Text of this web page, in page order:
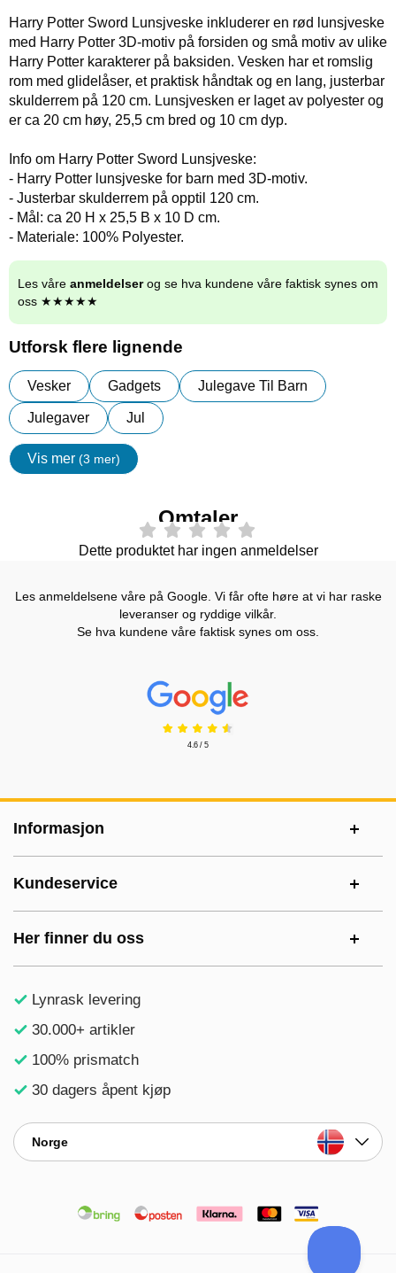
Harry Potter Sword Lunsjveske inkluderer en rød lunsjveske
med Harry Potter 3D-motiv på forsiden og små motiv av ulike
Harry Potter karakterer på baksiden. Vesken har et romslig
rom med glidelåser, et praktisk håndtak og en lang, justerbar
skulderrem på 120 cm. Lunsjvesken er laget av polyester og
er ca 20 cm høy, 25,5 cm bred og 10 cm dyp.
Info om Harry Potter Sword Lunsjveske:
- Harry Potter lunsjveske for barn med 3D-motiv.
- Justerbar skulderrem på opptil 120 cm.
- Mål: ca 20 H x 25,5 B x 10 D cm.
- Materiale: 100% Polyester.
Les våre anmeldelserog se hva kundene våre faktisk synes om
oss ★★★★★
Utforsk flere lignende
Vesker Gadgets Julegave Til Barn
Julegaver Jul
Vis mer (3 mer)
egenskaper
Omtaler
Dette produktet har ingen anmeldelser
Les anmeldelsene våre på Google. Vi får ofte høre at vi har raske
leveranser og ryddige vilkår.
Se hva kundene våre faktisk synes om oss.
Prisjakt Vurdering: 4.6 Stjerne
4.6 / 5
Informasjon
Kundeservice
Her finner du oss
Lynrask levering
30.000+ artikler
100% prismatch
30 dagers åpent kjøp
Norge